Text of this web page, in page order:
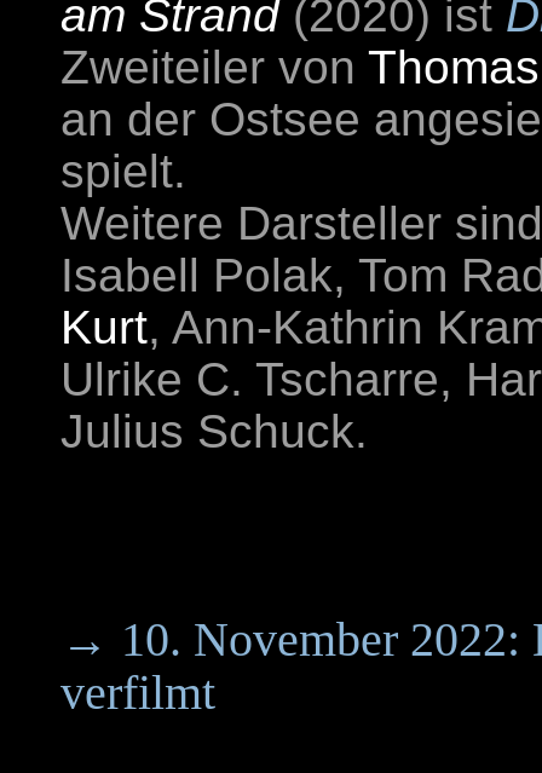
am Strand(2020) ist
Zweiteiler von
an der Ostsee
spielt.
Weitere Darsteller
Isabell Polak, Tom
Kurt, Ann-Kathrin
Ulrike C. Tscharre,
Julius Schuck.
→ 10. November 2022:
verfilmt